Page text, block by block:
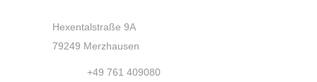
Hexentalstraße 9A
79249 Merzhausen
+49 761 409080